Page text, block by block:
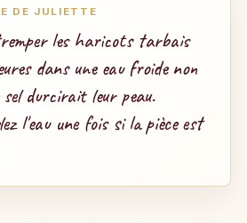
DE JULIETTE
les haricots tarbais
dans une eau froide non
sel durcirait leur peau.
l'eau une fois si la pièce est